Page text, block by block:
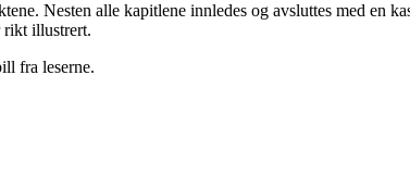
Nesten alle kapitlene innledes og avsluttes med en
rikt illustrert.
fra leserne.